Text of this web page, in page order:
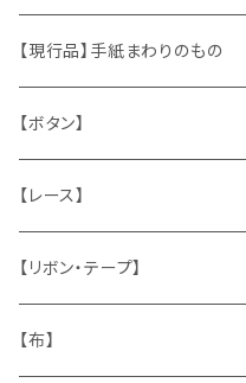
くま、テディベア
うさぎ
ヴィンテージファブリック
ハンドメイド製品
お部屋に飾るもの
メタル製品
缶、箱
陶磁器
ポストカード、カレンダー
マッチラベル、食品ラベル
蔵書票、荷札、ビュバー、伝票
シール、ステッカー、クロモス
袋、箱、ナプキン、コースター
伝票、タグ、シール
袋、ラッピングペーパー
ひも、テープ
【現行品】手紙まわりのもの
封筒、ポストカード
切手
スタンプ
文房具
【ボタン】
木
貝
メタル
【レース】
【リボン・テープ】
チロルテープ・イニシャルテープ
【布】